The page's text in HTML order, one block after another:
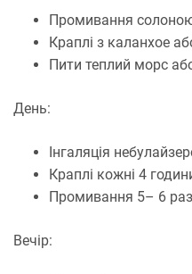
Промивання
Краплі з каланхое
Пити теплий морс
День:
Інгаляція
Краплі кожні 4
Промивання 5– 6
Вечір: